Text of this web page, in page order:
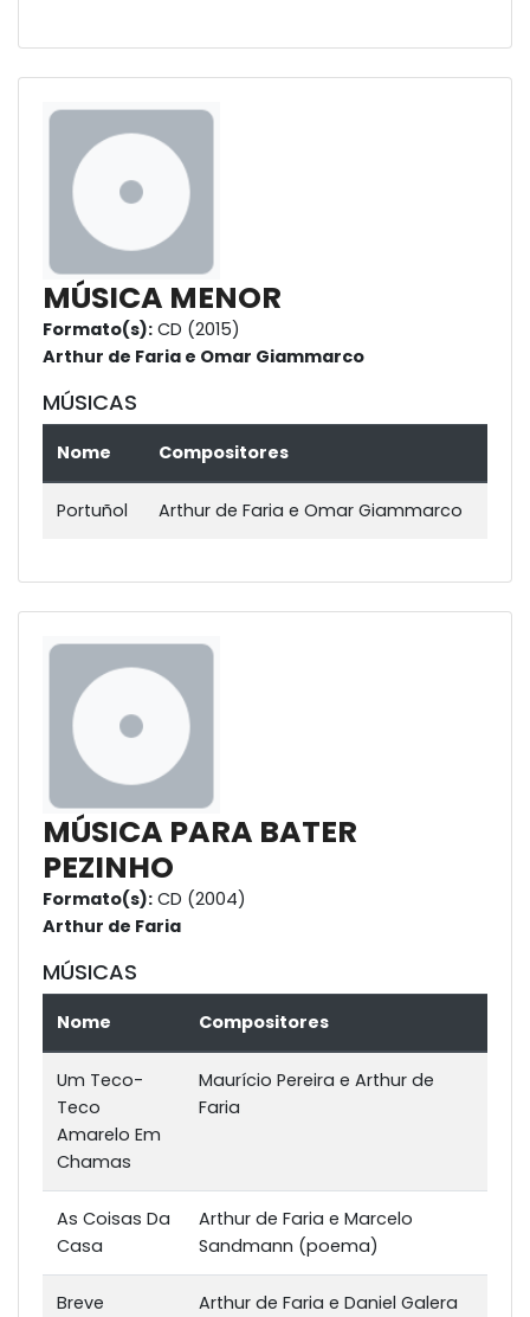
MÚSICA MENOR
Formato(s): CD (2015)
Arthur de Faria e Omar Giammarco
MÚSICAS
Nome Compositores
Portuñol Arthur de Faria e Omar Giammarco
MÚSICA PARA BATER
PEZINHO
Formato(s): CD (2004)
Arthur de Faria
MÚSICAS
Nome Compositores
Um Teco-
Teco
Amarelo Em
Chamas
Maurício Pereira e Arthur de
Faria
As Coisas Da
Casa
Arthur de Faria e Marcelo
Sandmann (poema)
Breve
Arthur de Faria e Daniel Galera